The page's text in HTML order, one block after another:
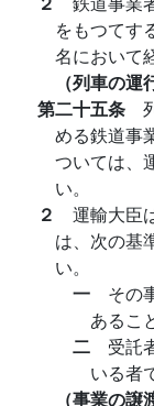
をもつてす
名において
（列車の運
第二十五条
める鉄道事
ついては、
い。
２ 運輸大臣
は、次の基
い。
一 その
あるこ
二 受託
いる者
（事業の譲